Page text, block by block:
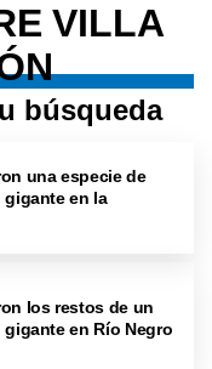
VILLA
búsqueda
una especie de
en la
los restos de un
en Río Negro